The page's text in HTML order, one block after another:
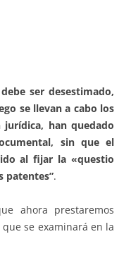
ser desestimado,
se llevan a cabo los
han quedado
sin que el
al fijar la «questio
patentes”.
ahora prestaremos
se examinará en la